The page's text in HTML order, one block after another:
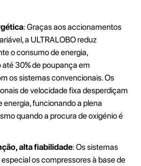
: Graças aos accionamentos
a ULTRALOBO reduz
o consumo de energia,
30% de poupança em
os sistemas convencionais. Os
de velocidade fixa desperdiçam
funcionando a plena
quando a procura de oxigénio é
alta fiabilidade: Os sistemas
os compressores à base de